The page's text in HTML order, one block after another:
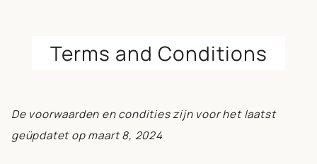
Terms and Conditions
De voorwaarden en condities zijn voor het laatst
geüpdatet op maart 8, 2024